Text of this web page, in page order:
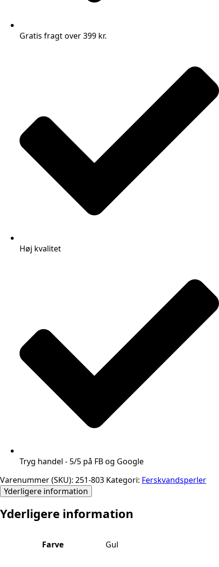
Gratis fragt over 399 kr.
Høj kvalitet
Tryg handel - 5/5 på FB og Google
Varenummer (SKU): 251-803 Kategori: Ferskvandsperler
Yderligere information
Yderligere information
Farve Gul